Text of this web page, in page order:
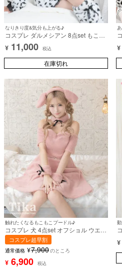
なりきり度&気分も上がる♪
コスプレ ダルメシアン 8点set もこも
こ ハート チュールリボン ビジュー へ
そ出し 犬 アニマル (トップス/スカー
ト/カチューシャ/チョーカー/付け鼻/ア
ームカバー/しっぽ/レッグカバー)【ハ
ロウィン】[tk-hwjj250419]
¥ 11,000 税込
在庫切れ
¥
触れたくなるもこもこプードル♪
コスプレ 犬 4点set オフショル ウエス
トレース 体型カバー フレアスカート
ふわふわ ピンクプードル ガーリー ア
ニマル (ワンピース/カチューシャ/チ
ョーカー/カフス)【ハロウィン】[tk-
hw220408]
コスプレ超早割
通常価格 ¥7,900のところ
¥ 6,900 税込
¥